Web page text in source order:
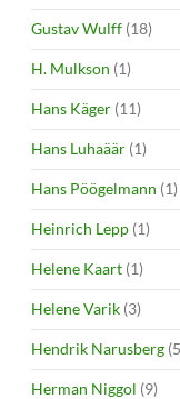
Gustav Wulff (18)
H. Mulkson (1)
Hans Käger (11)
Hans Luhaäär (1)
Hans Pöögelmann (1)
Heinrich Lepp (1)
Helene Kaart (1)
Helene Varik (3)
Hendrik Narusberg
Herman Niggol (9)